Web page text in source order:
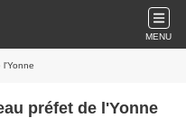
MENU
l'Yonne
préfet de l'Yonne